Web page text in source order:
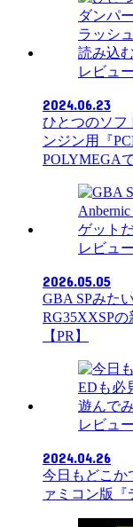
レビュー
2024.06.23
ひとつのソフ
ンジン用『
POLYMEGA
レビュー
2026.05.05
GBA SPみた
RG35XXSP
【PR】
レビュー
2024.04.26
今日もどこか
ァミコン版